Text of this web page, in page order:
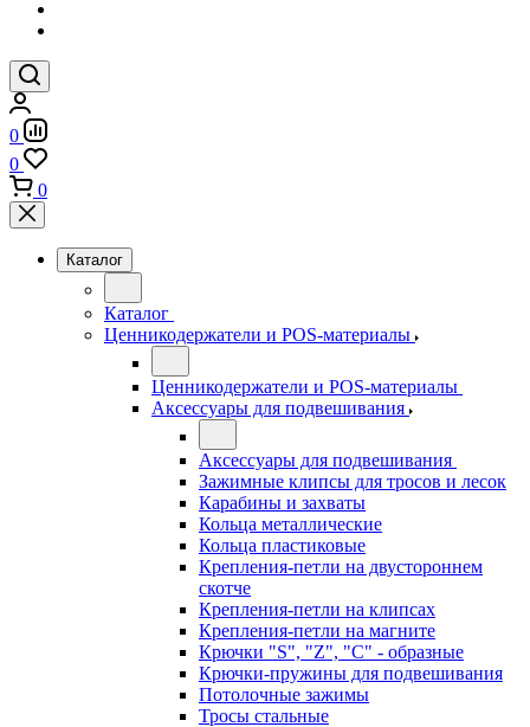
0
0
0
Каталог
Каталог
Ценникодержатели и POS-материалы
Ценникодержатели и POS-материалы
Аксессуары для подвешивания
Аксессуары для подвешивания
Зажимные клипсы для тросов и лесок
Карабины и захваты
Кольца металлические
Кольца пластиковые
Крепления-петли на двустороннем
скотче
Крепления-петли на клипсах
Крепления-петли на магните
Крючки "S", "Z", "C" - образные
Крючки-пружины для подвешивания
Потолочные зажимы
Тросы стальные